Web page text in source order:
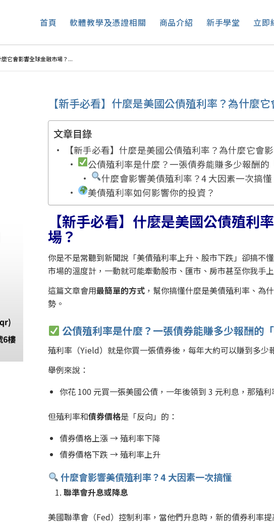
首頁 軟體教學及憑證相關 商品介紹 新手學堂 立即
它會影響全球金融市場？...
【新手必看】什麼是美國公債殖利率？為什麼
文章目錄
【新手必看】什麼是美國公債殖利率？為什麼它會
公債殖利率是什麼？一張債券能賺多少報酬的
什麼會影響美債殖利率？4 大因素一次搞懂
美債殖利率如何影響你的投資？
【新手必看】什麼是美國公債殖利
場？
你是不是常聽到新聞說「美債殖利率上升、股市下跌」卻搞不
市場的溫度計，一動就可能牽動股市、匯市、房市甚至你我手
這篇文章會用最簡單的方式 ，幫你搞懂什麼是美債殖利率、為
勢。
公債殖利率是什麼？一張債券能賺多少報酬的「
殖利率（Yield）就是你買一張債券後，每年大約可以賺到多少
舉例來說：
你花 100 元買一張美國公債，一年後領到 3 元利息，那殖利
但殖利率和債券價格是「反向」的：
債券價格上漲 → 殖利率下降
債券價格下跌 → 殖利率上升
什麼會影響美債殖利率？4 大因素一次搞懂
聯準會升息或降息
美國聯準會（Fed）控制利率，當他們升息時，新的債券利率